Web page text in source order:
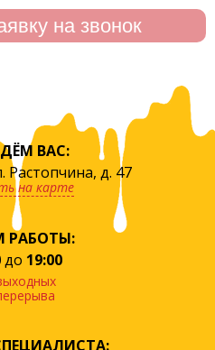
ВАС:
Растопчина, д. 47
на карте
РАБОТЫ:
до 19:00